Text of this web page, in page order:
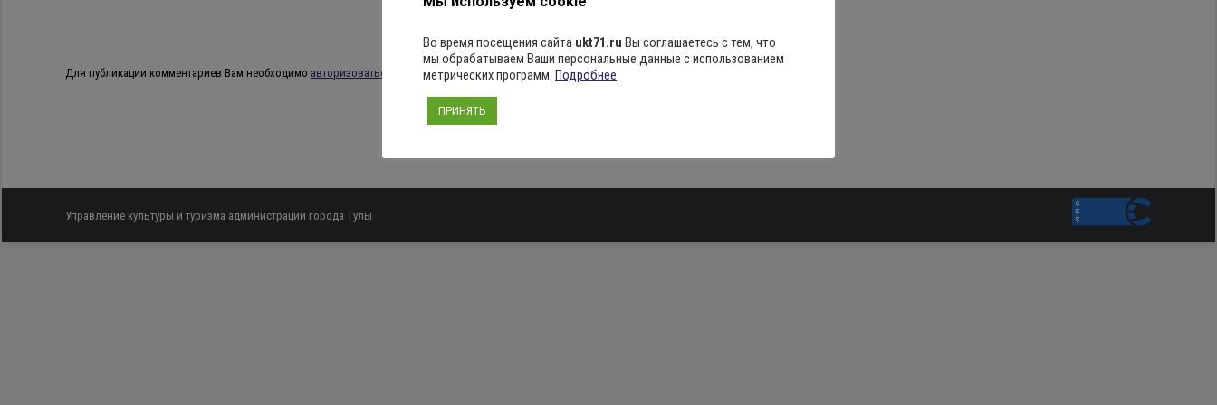
Для публикации комментариев Вам необходимо авторизоваться
Управление культуры и туризма администрации города Тулы
Во время посещения сайта ukt71.ru Вы соглашаетесь с тем, что
мы обрабатываем Ваши персональные данные с использованием
метрических программ. Подробнее
ПРИНЯТЬ